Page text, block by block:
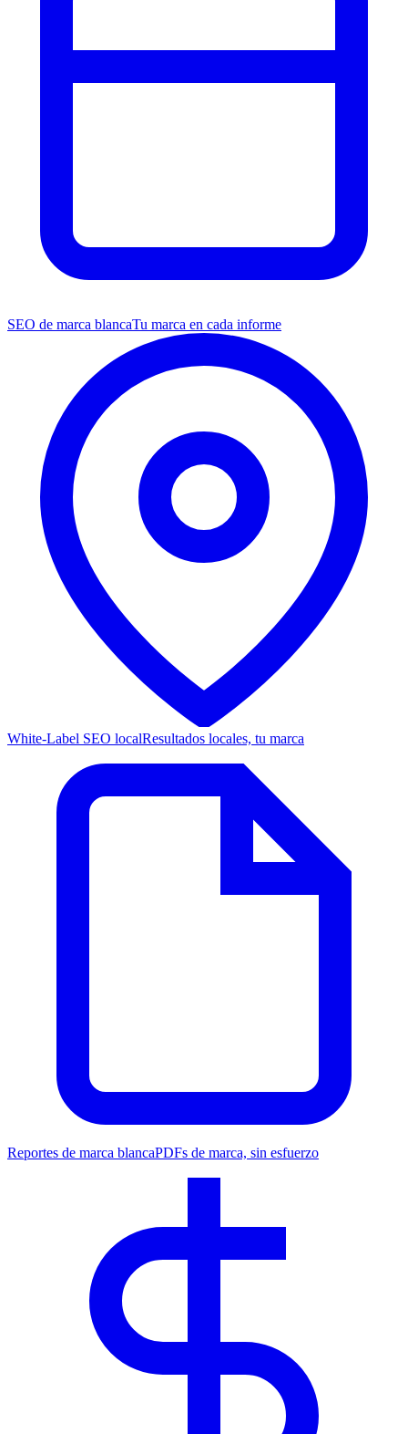
SEO de marca blancaTu marca en cada informe
White-Label SEO localResultados locales, tu marca
Reportes de marca blancaPDFs de marca, sin esfuerzo